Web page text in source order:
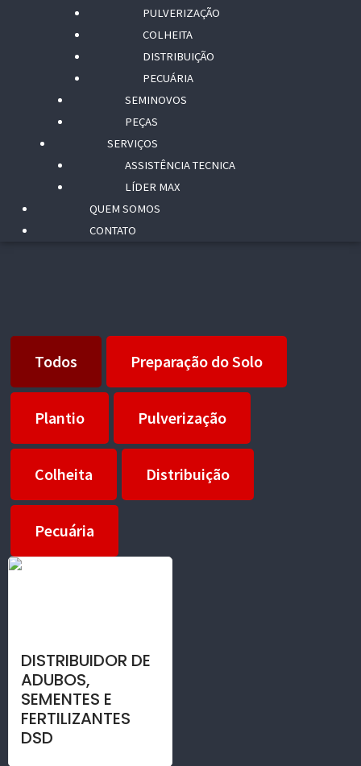
PULVERIZAÇÃO
COLHEITA
DISTRIBUIÇÃO
PECUÁRIA
SEMINOVOS
PEÇAS
SERVIÇOS
ASSISTÊNCIA TECNICA
LÍDER MAX
QUEM SOMOS
CONTATO
Todos Preparação do Solo
Plantio Pulverização
Colheita Distribuição
Pecuária
DISTRIBUIDOR DE
ADUBOS,
SEMENTES E
FERTILIZANTES
DSD